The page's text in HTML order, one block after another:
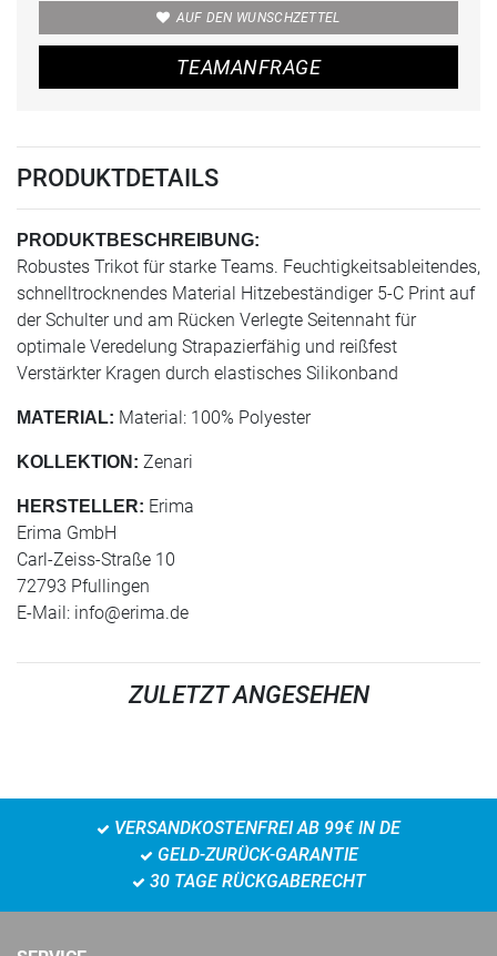
AUF DEN WUNSCHZETTEL
TEAMANFRAGE
PRODUKTDETAILS
PRODUKTBESCHREIBUNG:
Robustes Trikot für starke Teams. Feuchtigkeitsableitendes,
schnelltrocknendes Material Hitzebeständiger 5-C Print auf
der Schulter und am Rücken Verlegte Seitennaht für
optimale Veredelung Strapazierfähig und reißfest
Verstärkter Kragen durch elastisches Silikonband
MATERIAL: Material: 100% Polyester
KOLLEKTION: Zenari
HERSTELLER: Erima
Erima GmbH
Carl-Zeiss-Straße 10
72793 Pfullingen
E-Mail: info@erima.de
ZULETZT ANGESEHEN
VERSANDKOSTENFREI AB 99€ IN DE
GELD-ZURÜCK-GARANTIE
30 TAGE RÜCKGABERECHT